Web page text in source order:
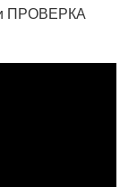
ПРОВЕРКА